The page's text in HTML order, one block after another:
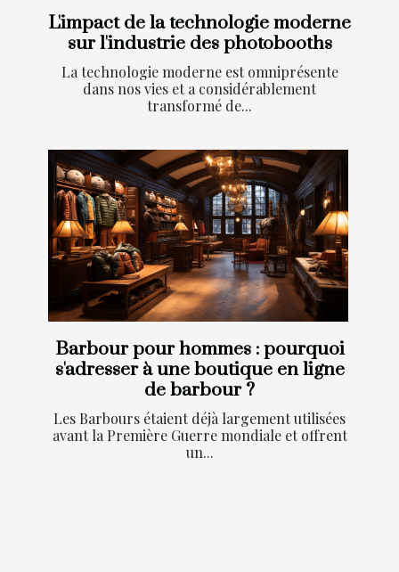
L'impact de la technologie moderne
sur l'industrie des photobooths
La technologie moderne est omniprésente
dans nos vies et a considérablement
transformé de...
Barbour pour hommes : pourquoi
s'adresser à une boutique en ligne
de barbour ?
Les Barbours étaient déjà largement utilisées
avant la Première Guerre mondiale et offrent
un...